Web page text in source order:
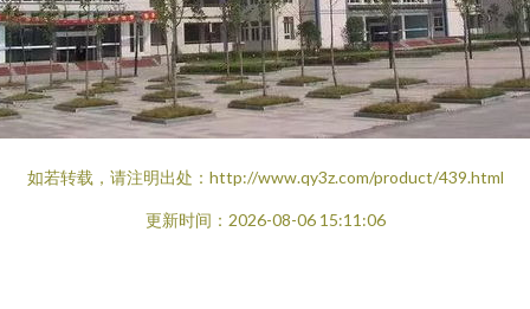
如若转载，请注明出处：http://www.qy3z.com/product/439.html
更新时间：2026-08-06 15:11:06